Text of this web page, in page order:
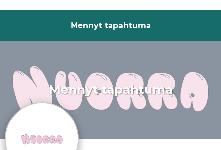
Mennyt tapahtuma
Mennyt tapahtuma